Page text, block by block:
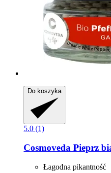
Do koszyka
5.0 (1)
Cosmoveda Pieprz
Łagodna pikantność